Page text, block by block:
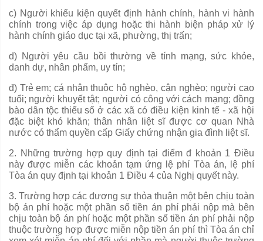
c) Người khiếu kiện quyết định hành chính, hành vi hành
chính trong việc áp dụng hoặc thi hành biện pháp xử lý
hành chính giáo dục tại xã, phường, thị trấn;
d) Người yêu cầu bồi thường về tính mạng, sức khỏe,
danh dự, nhân phẩm, uy tín;
đ) Trẻ em; cá nhân thuộc hộ nghèo, cận nghèo; người cao
tuổi; người khuyết tật; người có công với cách mạng; đồng
bào dân tộc thiểu số ở các xã có điều kiện kinh tế - xã hội
đặc biệt khó khăn; thân nhân liệt sĩ được cơ quan Nhà
nước có thẩm quyền cấp Giấy chứng nhận gia đình liệt sĩ.
2. Những trường hợp quy định tại điểm đ khoản 1 Điều
này được miễn các khoản tạm ứng lệ phí Tòa án, l ệ phí
Tòa án quy định tại khoản 1 Điều 4 của Nghị quyết này.
3. Trường hợp các đương sự thỏa thuận một bên chịu toàn
bộ án phí hoặc một phần số tiền án phí phải nộp mà bên
chịu toàn bộ án phí hoặc một phần sốtiền án phí phải nộp
thuộc trường hợp được miễn nộp tiền án phí thì Tòa án chỉ